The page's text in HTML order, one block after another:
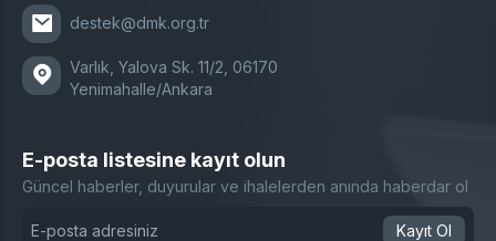
destek@dmk.org.tr
Varlık, Yalova Sk. 11/2, 06170
Yenimahalle/Ankara
E-posta listesine kayıt olun
Güncel haberler, duyurular ve ihalelerden anında haberdar ol
Kayıt Ol